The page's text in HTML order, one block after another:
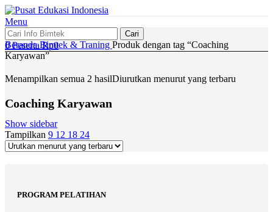
Menu
Cari
0Peserta Rp0
BerandaBimtek & Traning Produk dengan tag “Coaching
Karyawan”
Menampilkan semua 2 hasilDiurutkan menurut yang terbaru
Coaching Karyawan
Show sidebar
Tampilkan 9 12 18 24
PROGRAM PELATIHAN